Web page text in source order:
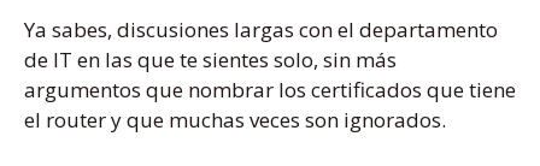
Ya sabes, discusiones largas con el departamento
de IT en las que te sientes solo, sin más
argumentos que nombrar los certificados que tiene
el router y que muchas veces son ignorados.